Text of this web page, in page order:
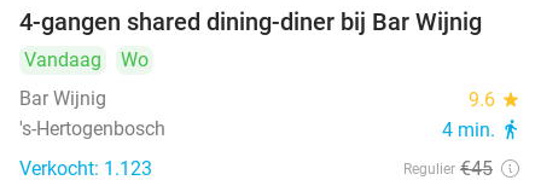
45%
4-gangen shared dining-diner bij Bar Wijnig
Vandaag
Wo
Bar Wijnig
9.6 star
's-Hertogenbosch 4 min. directions_walk
Verkocht: 1.123 Regulier €45